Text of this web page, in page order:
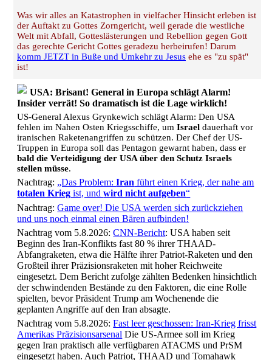
Was wir alles an Katastrophen in vielfacher Hinsicht erleben ist
der Auftakt zu Gottes Zorngericht, weil gerade die westliche
Welt mit Abfall, Gotteslästerungen und Rebellion gegen Gott
das gerechte Gericht Gottes geradezu herbeirufen! Darum
komm JETZT in Buße und Umkehr zu Jesus ehe es "zu spät"
ist!
USA: Brisant! General in Europa schlägt Alarm!
Insider verrät! So dramatisch ist die Lage wirklich!
US-General Alexus Grynkewich schlägt Alarm: Den USA
fehlen im Nahen Osten Kriegsschiffe, um Israel dauerhaft vor
iranischen Raketenangriffen zu schützen. Der Chef der US-
Truppen in Europa soll das Pentagon gewarnt haben, dass er
bald die Verteidigung der USA über den Schutz Israels
stellen müsse.
Nachtrag: „Das Problem:Iran führt einen Krieg, der nahe am
totalen Krieg ist, undwird nicht aufgeben“
Nachtrag:Game over! Die USA werden sich zurückziehen
und uns noch einmal einen Bären aufbinden!
Nachtrag vom 5.8.2026:CNN-Bericht: USA haben seit
Beginn des Iran-Konflikts fast 80 % ihrer THAAD-
Abfangraketen, etwa die Hälfte ihrer Patriot-Raketen und den
Großteil ihrer Präzisionsraketen mit hoher Reichweite
eingesetzt. Dem Bericht zufolge zählten Bedenken hinsichtlich
der schwindenden Bestände zu den Faktoren, die eine Rolle
spielten, bevor Präsident Trump am Wochenende die
geplanten Angriffe auf den Iran absagte.
Nachtrag vom 5.8.2026:Fast leer geschossen: Iran-Krieg frisst
Amerikas Präzisionsarsenal Die US-Armee soll im Krieg
gegen Iran praktisch alle verfügbaren ATACMS und PrSM
eingesetzt haben. Auch Patriot, THAAD und Tomahawk